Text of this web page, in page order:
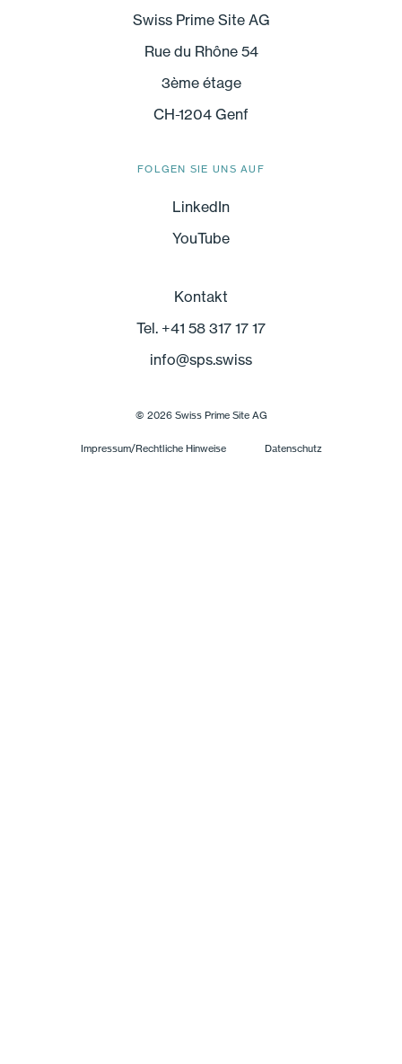
Swiss Prime Site AG
Rue du Rhône 54
3ème étage
CH-1204 Genf
FOLGEN SIE UNS AUF
LinkedIn
YouTube
Kontakt
Tel. +41 58 317 17 17
info@sps.swiss
© 2026 Swiss Prime Site AG
Impressum/Rechtliche Hinweise Datenschutz